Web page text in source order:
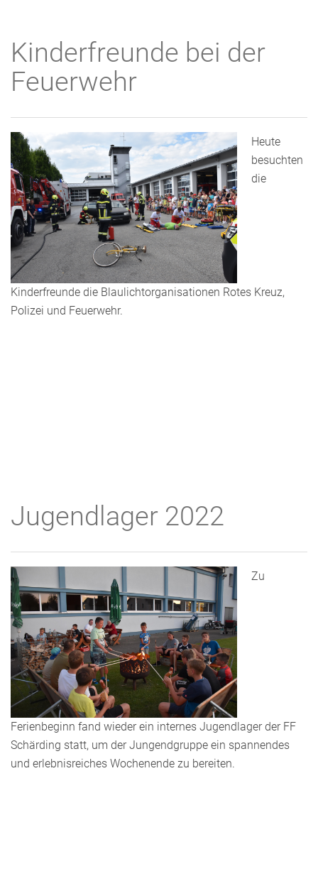
Kinderfreunde bei der
Feuerwehr
Heute
besuchten
die
Kinderfreunde die Blaulichtorganisationen Rotes Kreuz,
Polizei und Feuerwehr.
Jugendlager 2022
Zu
Ferienbeginn fand wieder ein internes Jugendlager der FF
Schärding statt, um der Jungendgruppe ein spannendes
und erlebnisreiches Wochenende zu bereiten.